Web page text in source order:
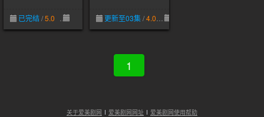
已完结/5.0 更新至03集/4.0
1
关于爱美剧网 爱美剧网网址 爱美剧网使用帮助